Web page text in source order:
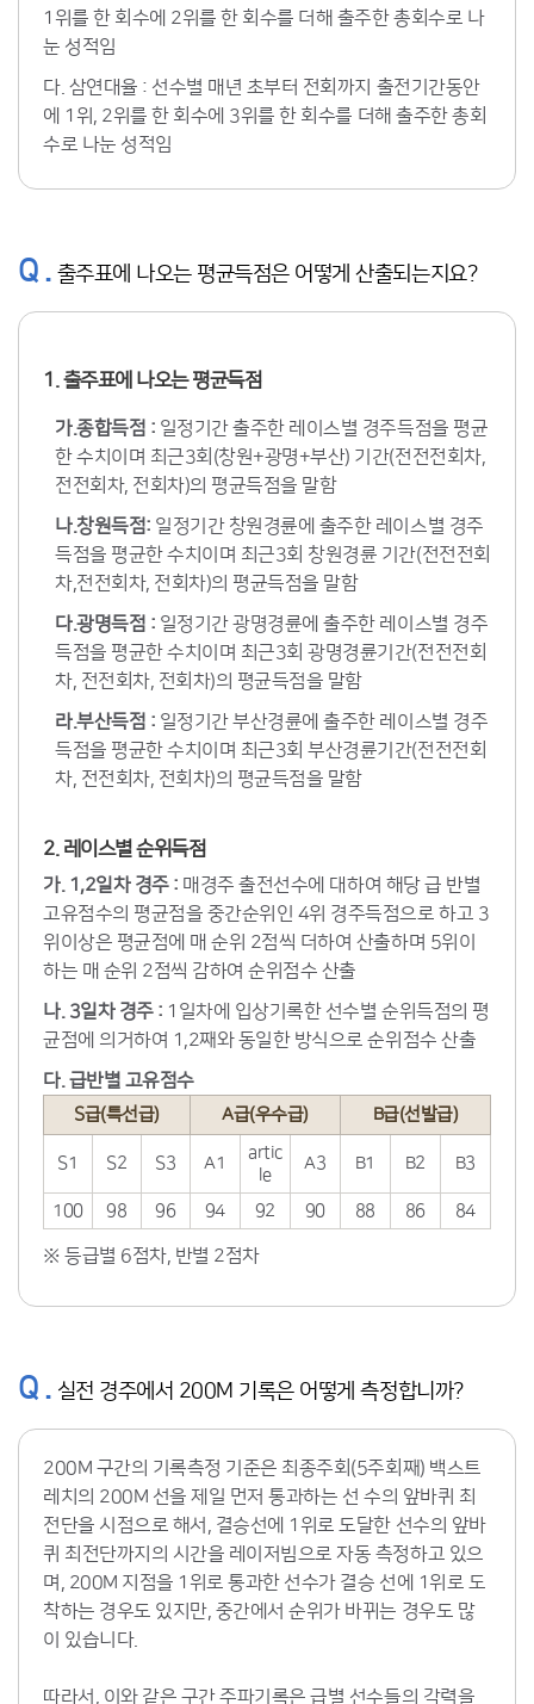
1위를 한 회수에 2위를 한 회수를 더해 출주한 총회수로 나
눈 성적임
다. 삼연대율 : 선수별 매년 초부터 전회까지 출전기간동안
에 1위, 2위를 한 회수에 3위를 한 회수를 더해 출주한 총회
수로 나눈 성적임
Q . 출주표에 나오는 평균득점은 어떻게 산출되는지요?
1. 출주표에 나오는 평균득점
가.종합득점 : 일정기간 출주한 레이스별 경주득점을 평균
한 수치이며 최근3회(창원+광명+부산) 기간(전전전회차,
전전회차, 전회차)의 평균득점을 말함
나.창원득점: 일정기간 창원경륜에 출주한 레이스별 경주
득점을 평균한 수치이며 최근3회 창원경륜 기간(전전전회
차,전전회차, 전회차)의 평균득점을 말함
다.광명득점 : 일정기간 광명경륜에 출주한 레이스별 경주
득점을 평균한 수치이며 최근3회 광명경륜기간(전전전회
차, 전전회차, 전회차)의 평균득점을 말함
라.부산득점 : 일정기간 부산경륜에 출주한 레이스별 경주
득점을 평균한 수치이며 최근3회 부산경륜기간(전전전회
차, 전전회차, 전회차)의 평균득점을 말함
2. 레이스별 순위득점
가. 1,2일차 경주 : 매경주 출전선수에 대하여 해당 급 반별
고유점수의 평균점을 중간순위인 4위 경주득점으로 하고 3
위이상은 평균점에 매 순위 2점씩 더하여 산출하며 5위이
하는 매 순위 2점씩 감하여 순위점수 산출
나. 3일차 경주 : 1일차에 입상기록한 선수별 순위득점의 평
균점에 의거하여 1,2째와 동일한 방식으로 순위점수 산출
다. 급반별 고유점수
S급(특선급) A급(우수급) B급(선발급)
S1 S2 S3 A1
artic
le
A3 B1 B2 B3
100 98 96 94 92 90 88 86 84
※ 등급별 6점차, 반별 2점차
Q . 실전 경주에서 200M 기록은 어떻게 측정합니까?
200M 구간의 기록측정 기준은 최종주회(5주회째) 백스트
레치의 200M 선을 제일 먼저 통과하는 선 수의 앞바퀴 최
전단을 시점으로 해서, 결승선에 1위로 도달한 선수의 앞바
퀴 최전단까지의 시간을 레이저빔으로 자동 측정하고 있으
며, 200M 지점을 1위로 통과한 선수가 결승 선에 1위로 도
착하는 경우도 있지만, 중간에서 순위가 바뀌는 경우도 많
이 있습니다.
따라서, 이와 같은 구간 주파기록은 급별 선수들의 각력을